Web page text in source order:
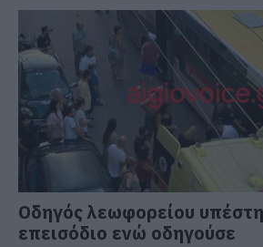
Οδηγός λεωφορείου
επεισόδιο ενώ οδηγούσε